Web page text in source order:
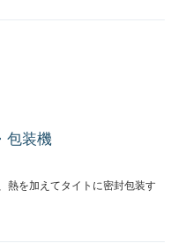
包装機
熱を加えてタイトに密封包装す